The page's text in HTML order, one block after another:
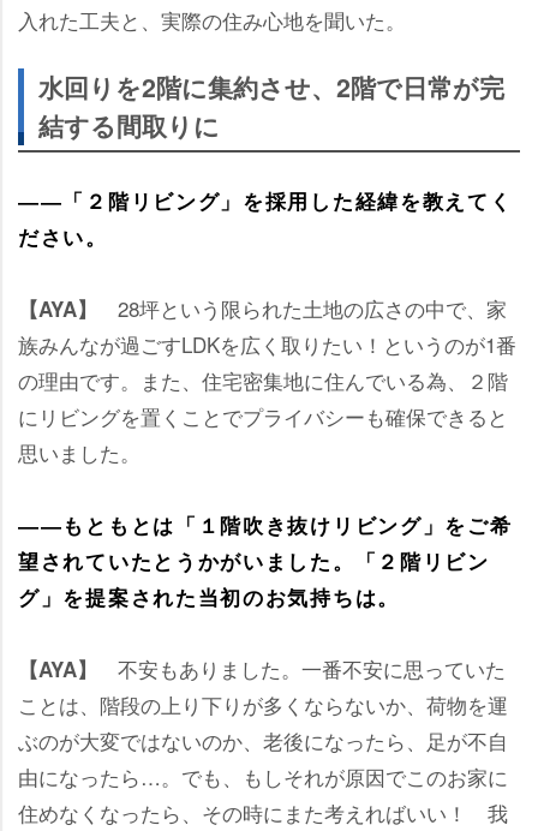
入れた工夫と、実際の住み心地を聞いた。
水回りを2階に集約させ、2階で日常が完
結する間取りに
――「２階リビング」を採用した経緯を教えてく
ださい。
【AYA】 28坪という限られた土地の広さの中で、家
族みんなが過ごすLDKを広く取りたい！というのが1番
の理由です。また、住宅密集地に住んでいる為、２階
にリビングを置くことでプライバシーも確保できると
思いました。
――もともとは「１階吹き抜けリビング」をご希
望されていたとうかがいました。「２階リビン
グ」を提案された当初のお気持ちは。
【AYA】
不安もありました。一番不安に思っていた
ことは、階段の上り下りが多くならないか、荷物を運
ぶのが大変ではないのか、老後になったら、足が不自
由になったら…。でも、もしそれが原因でこのお家に
住めなくなったら、その時にまた考えればいい！ 我